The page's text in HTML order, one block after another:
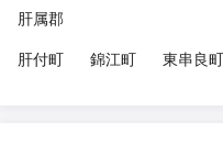
肝属郡
肝付町
錦江町 東串良町